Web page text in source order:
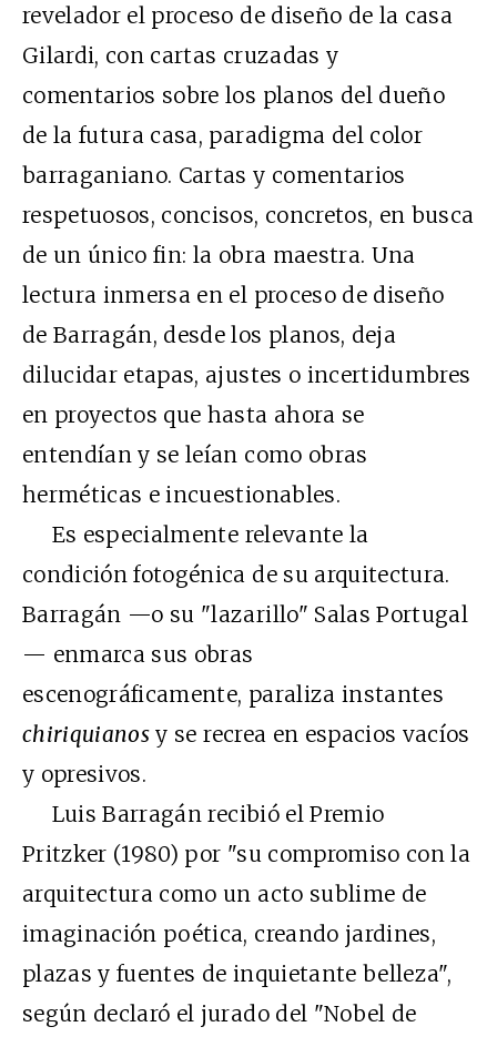
revelador el proceso de diseño de la casa
Gilardi, con cartas cruzadas y
comentarios sobre los planos del dueño
de la futura casa, paradigma del color
barraganiano. Cartas y comentarios
respetuosos, concisos, concretos, en busca
de un único fin: la obra maestra. Una
lectura inmersa en el proceso de diseño
de Barragán, desde los planos, deja
dilucidar etapas, ajustes o incertidumbres
en proyectos que hasta ahora se
entendían y se leían como obras
herméticas e incuestionables.
Es especialmente relevante la
condición fotogénica de su arquitectura.
Barragán —o su "lazarillo" Salas Portugal
— enmarca sus obras
escenográficamente, paraliza instantes
chiriquianos y se recrea en espacios vacíos
y opresivos.
Luis Barragán recibió el Premio
Pritzker (1980) por "su compromiso con la
arquitectura como un acto sublime de
imaginación poética, creando jardines,
plazas y fuentes de inquietante belleza",
según declaró el jurado del "Nobel de